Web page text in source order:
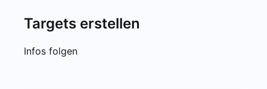
Targets erstellen
Infos folgen